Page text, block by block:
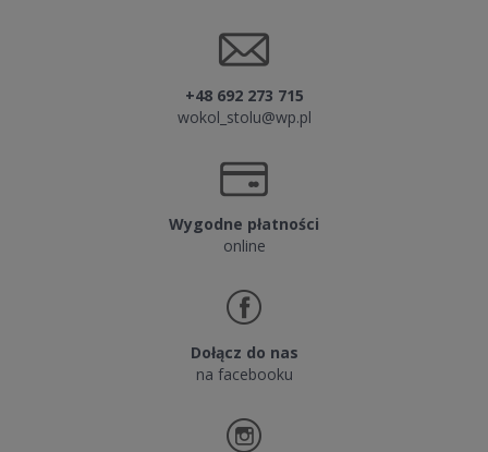
+48 692 273 715
wokol_stolu@wp.pl
Wygodne płatności
online
Dołącz do nas
na facebooku